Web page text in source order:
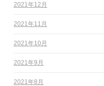
2021年12月
2021年11月
2021年10月
2021年9月
2021年8月